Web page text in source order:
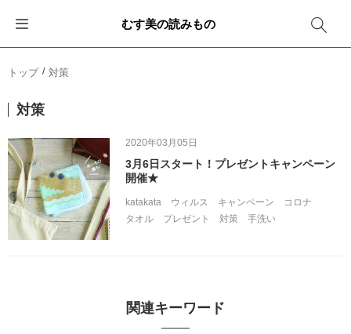
むす美の読みもの
トップ 対策
対策
2020年03月05日
3月6日スタート！プレゼントキャンペーン
開催★
katakata ウィルス キャンペーン
コロナ
タオル
プレゼント 対策 手洗い
関連キーワード
イベント・キャンペーン
新商品
メディア情報
その他
エコバッグ
おしゃれコーデバッグ
収納にもなるバッグ
箱を包む
お酒を包む
一番人気「花包み」
簡単「バッグアレンジ」
ファッション
インテリア
アウトドア
雨の日
卒業・入学
退職・異動
結婚
出産